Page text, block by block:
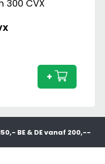
300
aantal
+
BE & DE vanaf 200,--